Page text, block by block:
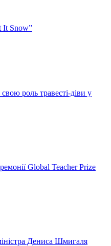
It Snow”
роль травесті-діви у
Global Teacher Prize
Дениса Шмигаля